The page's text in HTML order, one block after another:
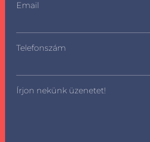
Email
Telefonszám
Írjon nekünk üzenetet!